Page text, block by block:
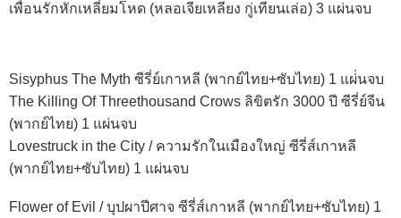
เพื่อนรักหักเหลี่ยมโหด (หลอเจียเหลียง กู่เทียนเล่อ) 3 แผ่นจบ
Sisyphus The Myth ซีรี่ย์เกาหลี (พากย์ไทย+ซับไทย) 1 แผ่่นจบ
The Killing Of Threethousand Crows ลิขิตรัก 3000 ปี ซีรี่ย์จีน
(พากย์ไทย) 1 แผ่นจบ
Lovestruck in the City / ความรักในเมืองใหญ่ ซีรี่ส์เกาหลี
(พากย์ไทย+ซับไทย) 1 แผ่นจบ
Flower of Evil / บุปผาปีศาจ ซีรี่ส์เกาหลี (พากย์ไทย+ซับไทย) 1